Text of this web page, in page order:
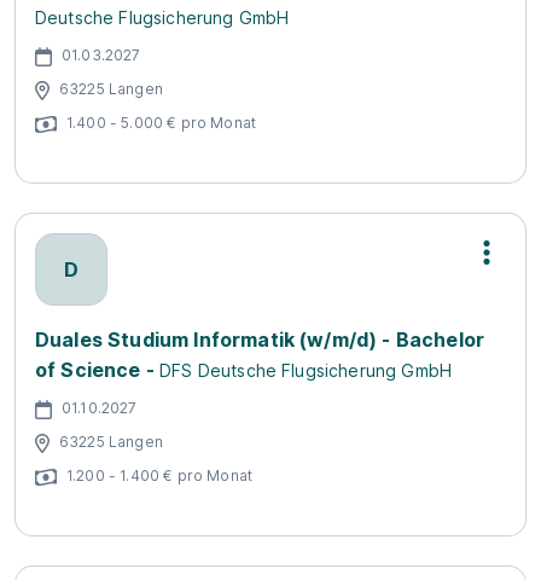
Deutsche Flugsicherung GmbH
01.03.2027
63225 Langen
1.400 - 5.000 € pro Monat
D
Duales Studium Informatik (w/m/d) - Bachelor
of Science -DFS Deutsche Flugsicherung GmbH
01.10.2027
63225 Langen
1.200 - 1.400 € pro Monat